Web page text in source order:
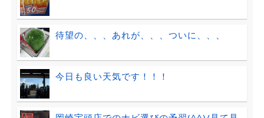
待望の、、、あれが、、、ついに、、、
今日も良い天気です！！！